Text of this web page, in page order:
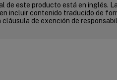
de este producto está en inglés.
incluir contenido traducido de
de exención de